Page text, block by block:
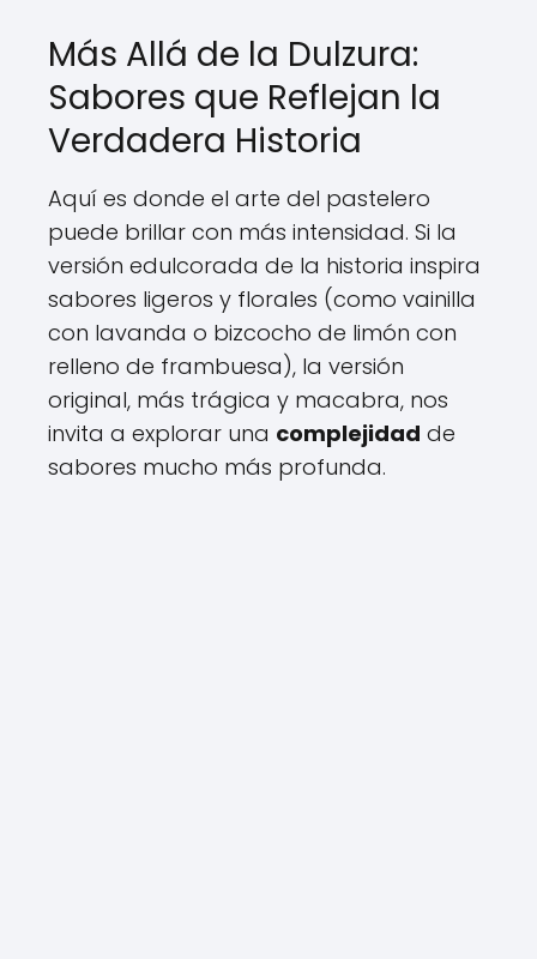
Más Allá de la Dulzura:
Sabores que Reflejan la
Verdadera Historia
Aquí es donde el arte del pastelero
puede brillar con más intensidad. Si la
versión edulcorada de la historia inspira
sabores ligeros y florales (como vainilla
con lavanda o bizcocho de limón con
relleno de frambuesa), la versión
original, más trágica y macabra, nos
invita a explorar una complejidad de
sabores mucho más profunda.